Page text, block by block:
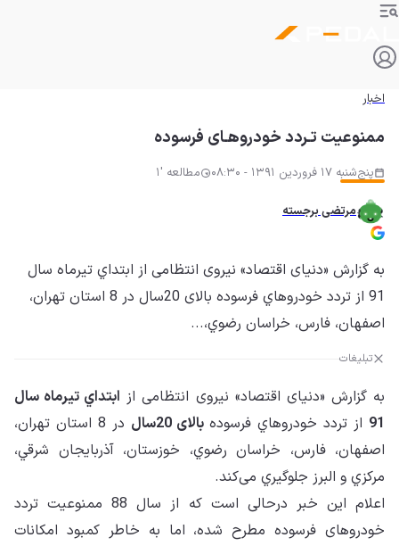
اخبار
ممنوعیت تـردد خودروهـای فرسوده
پنج‌شنبه 17 فروردین 1391 - 08:30 مطالعه '1
مرتضی برجسته
به گزارش «دنیای اقتصاد» نیروی انتظامی از ابتداي تيرماه سال
91 از تردد خودروهاي فرسوده بالای 20سال در 8 استان تهران،
اصفهان، فارس، خراسان رضوي،...
تبلیغات
به گزارش «دنیای اقتصاد» نیروی انتظامی از ابتداي تيرماه سال
91 از تردد خودروهاي فرسودهبالای 20سال
در 8 استان تهران،
اصفهان، فارس، خراسان رضوي، خوزستان، آذربايجان شرقي،
مركزي و البرز جلوگيري می‌کند.
اعلام این خبر درحالی است که از سال 88 ممنوعیت تردد
خودروهای فرسوده مطرح شده، اما به خاطر کمبود امکانات